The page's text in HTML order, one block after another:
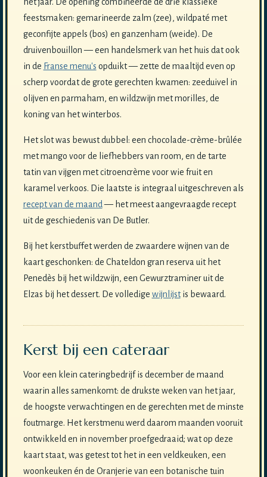
feestsmaken: gemarineerde zalm (zee), wildpaté met
geconfijte appels (bos) en ganzenham (weide). De
druivenbouillon — een handelsmerk van het huis dat ook
in de Franse menu's opduikt — zette de maaltijd even op
scherp voordat de grote gerechten kwamen: zeeduivel in
olijven en parmaham, en wildzwijn met morilles, de
koning van het winterbos.
Het slot was bewust dubbel: een chocolade-crème-brûlée
met mango voor de liefhebbers van room, en de tarte
tatin van vijgen met citroencrème voor wie fruit en
karamel verkoos. Die laatste is integraal uitgeschreven als
recept van de maand — het meest aangevraagde recept
uit de geschiedenis van De Butler.
Bij het kerstbuffet werden de zwaardere wijnen van de
kaart geschonken: de Chateldon gran reserva uit het
Penedès bij het wildzwijn, een Gewurztraminer uit de
Elzas bij het dessert. De volledige wijnlijstis bewaard.
Kerst bij een cateraar
Voor een klein cateringbedrijf is december de maand
waarin alles samenkomt: de drukste weken van het jaar,
de hoogste verwachtingen en de gerechten met de minste
foutmarge. Het kerstmenu werd daarom maanden vooruit
ontwikkeld en in november proefgedraaid; wat op deze
kaart staat, was getest tot het in een veldkeuken, een
woonkeuken én de Oranjerie van een botanische tuin